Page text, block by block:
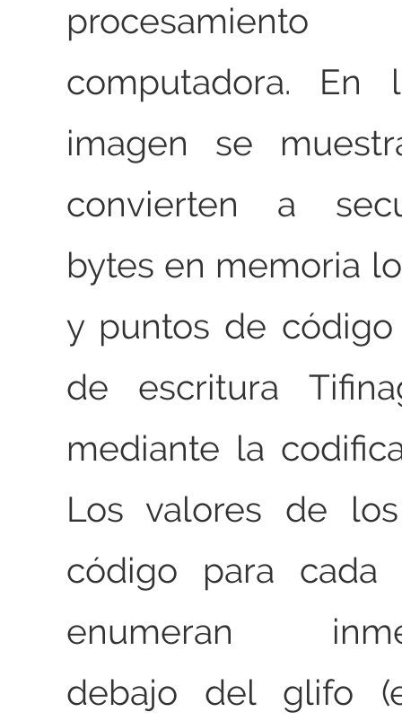
computadora. En
imagen se
convierten a
bytes en memoria
y puntos de
de escritura
mediante la
Los valores de
código para cada
enumeran
debajo del glifo